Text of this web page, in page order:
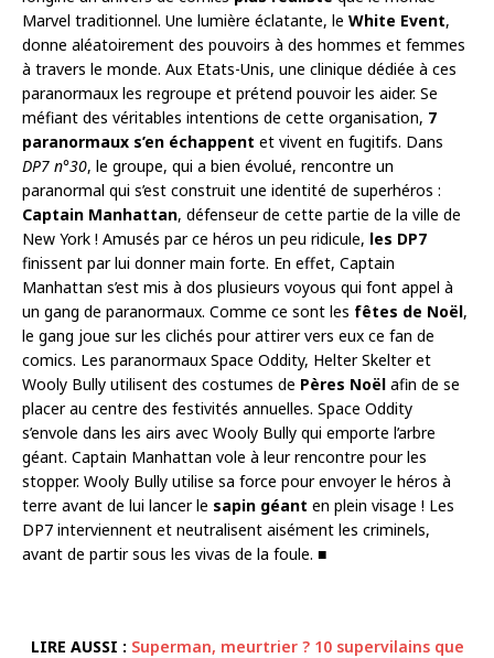
Marvel traditionnel. Une lumière éclatante, le White Event,
donne aléatoirement des pouvoirs à des hommes et femmes
à travers le monde. Aux Etats-Unis, une clinique dédiée à ces
paranormaux les regroupe et prétend pouvoir les aider. Se
méfiant des véritables intentions de cette organisation, 7
paranormaux s’en échappent et vivent en fugitifs. Dans
DP7 n°30, le groupe, qui a bien évolué, rencontre un
paranormal qui s’est construit une identité de superhéros :
Captain Manhattan, défenseur de cette partie de la ville de
New York ! Amusés par ce héros un peu ridicule, les DP7
finissent par lui donner main forte. En effet, Captain
Manhattan s’est mis à dos plusieurs voyous qui font appel à
un gang de paranormaux. Comme ce sont les fêtes de Noël,
le gang joue sur les clichés pour attirer vers eux ce fan de
comics. Les paranormaux Space Oddity, Helter Skelter et
Wooly Bully utilisent des costumes de Pères Noël afin de se
placer au centre des festivités annuelles. Space Oddity
s’envole dans les airs avec Wooly Bully qui emporte l’arbre
géant. Captain Manhattan vole à leur rencontre pour les
stopper. Wooly Bully utilise sa force pour envoyer le héros à
terre avant de lui lancer le sapin géant en plein visage ! Les
DP7 interviennent et neutralisent aisément les criminels,
avant de partir sous les vivas de la foule. ■
LIRE AUSSI : Superman, meurtrier ? 10 supervilains que